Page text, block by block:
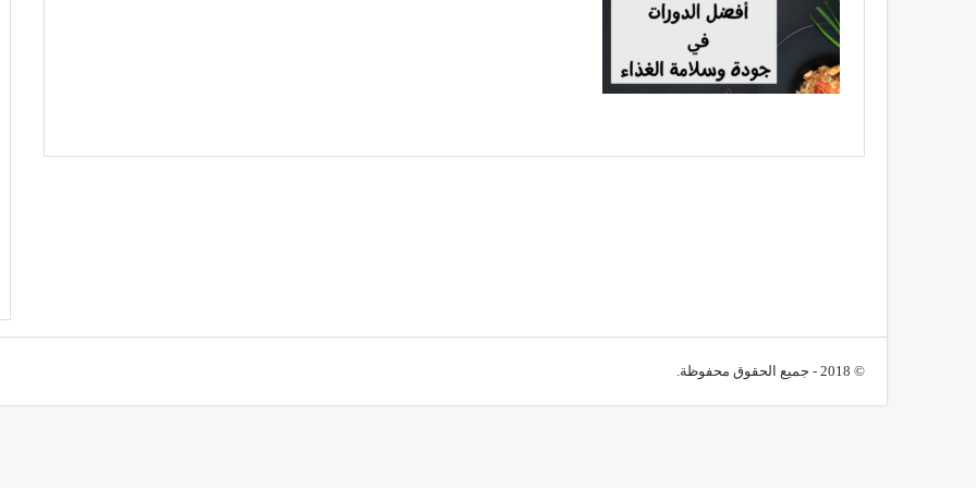
© 2018 - جميع الحقوق محفوظة.